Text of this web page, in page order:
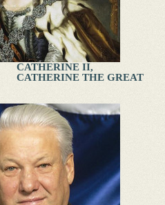
CATHERINE II,
CATHERINE THE GREAT